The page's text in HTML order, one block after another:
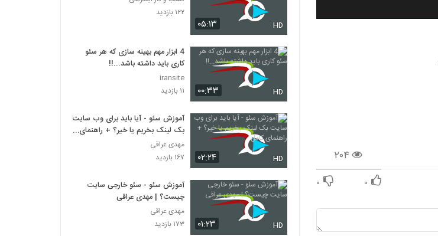
۲۰۴
۰ ۰
۰۵:۱۳ HD
۱۲۲ بازدید
۰۰:۳۳ HD
4 ابزار مهم بهینه سازی که هر سئو
کاری باید داشته باشد...!!
iransite
۱۱ بازدید
۰۲:۲۴ HD
آموزش سئو - آیا باید برای وب سایت
بک لینک بخریم یا خیر؟ + راهنمای
کامل
مهدی عراقی
۱۶۷ بازدید
۰۱:۲۳ HD
آموزش سئو - سئو خارجی سایت
چیست؟ | مهدی عراقی
مهدی عراقی
۱۷۳ بازدید